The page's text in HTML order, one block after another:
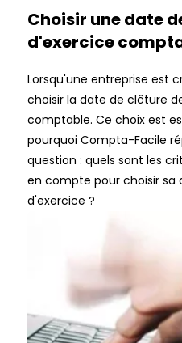
Choisir une date
d'exercice
Lorsqu'une entreprise est
choisir la date de clôture
comptable. Ce choix est
pourquoi Compta-Facile
question : quels sont les
en compte pour choisir sa
d'exercice ?